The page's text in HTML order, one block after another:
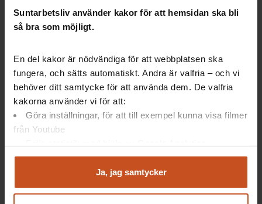
Suntarbetsliv använder kakor för att hemsidan ska bli
så bra som möjligt.
En del kakor är nödvändiga för att webbplatsen ska
fungera, och sätts automatiskt. Andra är valfria – och vi
behöver ditt samtycke för att använda dem. De valfria
kakorna använder vi för att:
Göra inställningar, för att till exempel kunna visa filmer
från Youtube
Analysera trafik för att kunna visa riktad information
Du kan när som helst återta ditt godkännande genom att
Ja, jag samtycker
Doktor i folkhälsovetenskap, KTH
A Study of the Concept and Critical Conditions for
Implementation and Evaluation
År:
2011
Artiklar: Så gör andra